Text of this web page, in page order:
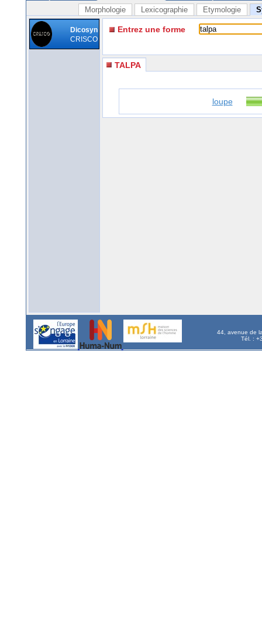
Morphologie Lexicographie Etymologie
Dicosyn
CRISCO
Entrez une forme
TALPA
loupe
44, avenue de
Tél. :